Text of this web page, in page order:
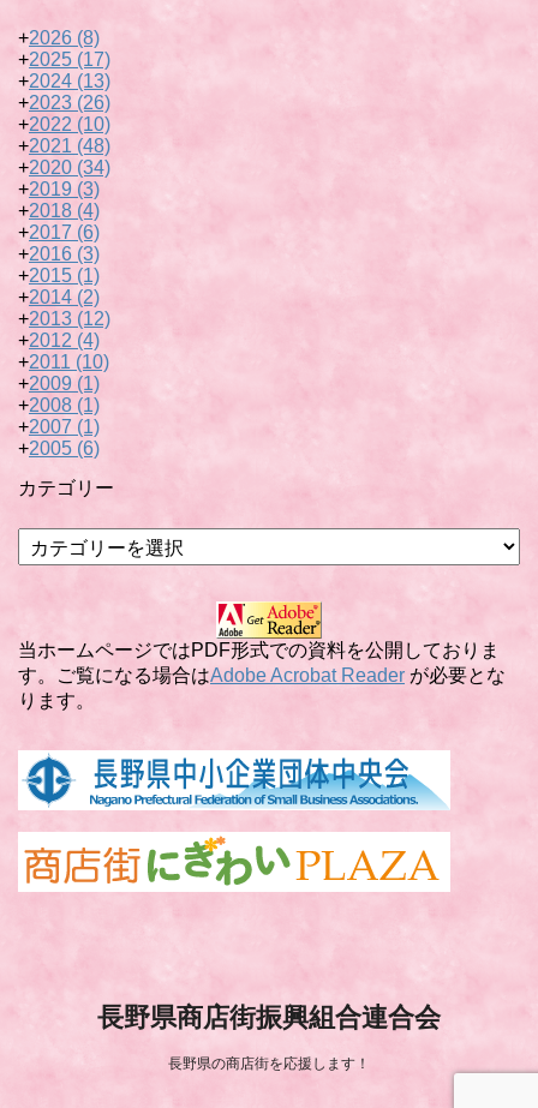
+2026 (8)
+2025 (17)
+2024 (13)
+2023 (26)
+2022 (10)
+2021 (48)
+2020 (34)
+2019 (3)
+2018 (4)
+2017 (6)
+2016 (3)
+2015 (1)
+2014 (2)
+2013 (12)
+2012 (4)
+2011 (10)
+2009 (1)
+2008 (1)
+2007 (1)
+2005 (6)
カテゴリー
テ
ー
当ホームページではPDF形式での資料を公開しておりま
す。ご覧になる場合はAdobe Acrobat Reader が必要とな
ります。
長野県商店街振興組合連合会
長野県の商店街を応援します！